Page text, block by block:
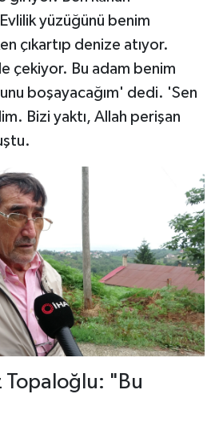
yüzüğünü benim
çıkartıp denize atıyor.
çekiyor. Bu adam benim
boşayacağım' dedi. 'Sen
Bizi yaktı, Allah perişan
Topaloğlu: "Bu